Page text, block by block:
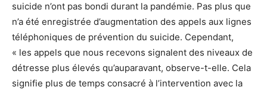
suicide n’ont pas bondi durant la pandémie. Pas plus que
n’a été enregistrée d’augmentation des appels aux lignes
téléphoniques de prévention du suicide. Cependant,
« les appels que nous recevons signalent des niveaux de
détresse plus élevés qu’auparavant, observe-t-elle. Cela
signifie plus de temps consacré à l’intervention avec la